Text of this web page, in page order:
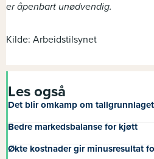
er åpenbart unødvendig.
Kilde: Arbeidstilsynet
Les også
Det blir omkamp om
Bedre markedsbalanse for kjøtt
Økte kostnader gir minusresultat